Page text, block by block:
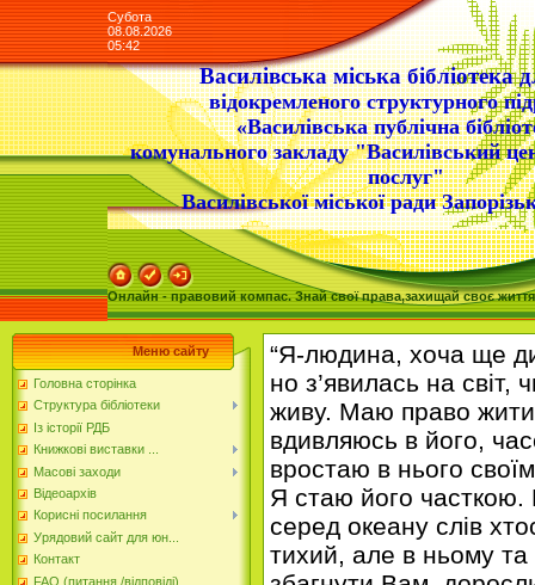
Субота
08.08.2026
05:42
Василівська міська бібліотека
відокремленого структурного
«Василівська публічна
комунального закладу "Василівський
послуг"
Василівської міської ради
Онлайн - правовий компас. Знай свої права,захищай своє
Меню сайту
Головна сторінка
Структура бібліотеки
Із історії РДБ
Книжкові виставки ...
Масові заходи
Відеоархів
Корисні посилання
Урядовий сайт для юн...
Контакт
FAQ (питання /відповіді)
“Я-людина, хоча ще
но з’явилась на світ,
живу. Маю право
вдивляюсь в його,
вростаю в нього
Я стаю його
серед океану слів
тихий, але в ньому та